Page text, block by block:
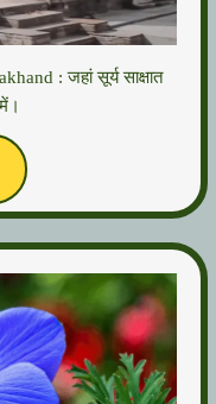
: जहां सूर्य साक्षात